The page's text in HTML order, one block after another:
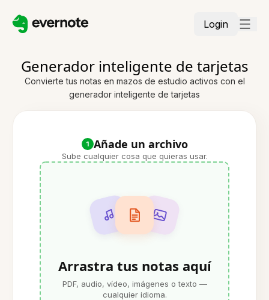
Login
Generador inteligente de tarjetas
Convierte tus notas en mazos de estudio activos con el
generador inteligente de tarjetas
1 Añade un archivo
Sube cualquier cosa que quieras usar.
Arrastra tus notas aquí
PDF, audio, vídeo, imágenes o texto —
cualquier idioma.